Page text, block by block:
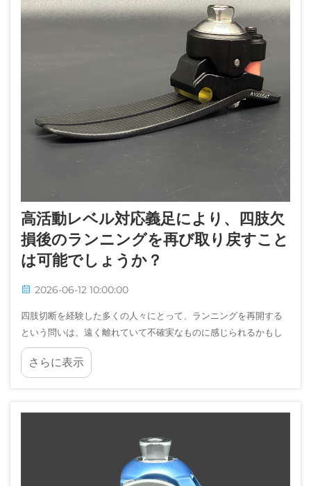
高活動レベル対応義足により、四肢欠
損後のランニングを再び取り戻すこと
は可能でしょうか？
2026-06-12 10:00:00
四肢切断を経験した多くの人々にとって、ランニングを再開する
という問いは、遠く離れていて不確実なものに感じられるかもし
れません。高活動性義肢は、こうしたギャップを埋めるよう特別
に設計されており、日常的な活動では得られない構造的なエネル
さらに表示